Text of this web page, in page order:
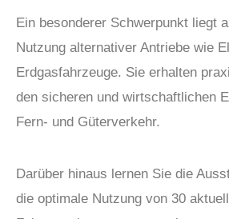
Ein besonderer Schwerpunkt liegt
Nutzung alternativer Antriebe wie
Erdgasfahrzeuge. Sie erhalten
den sicheren und wirtschaftlichen
Fern- und Güterverkehr.
Darüber hinaus lernen Sie die
die optimale Nutzung von 30